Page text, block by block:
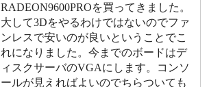
RADEON9600PROを買ってきました。
大して3Dをやるわけではないのでファ
ンレスで安いのが良いということでこ
れになりました。今までのボードはデ
ィスクサーバのVGAにします。コンソ
ールが見えればよいのでちらついても